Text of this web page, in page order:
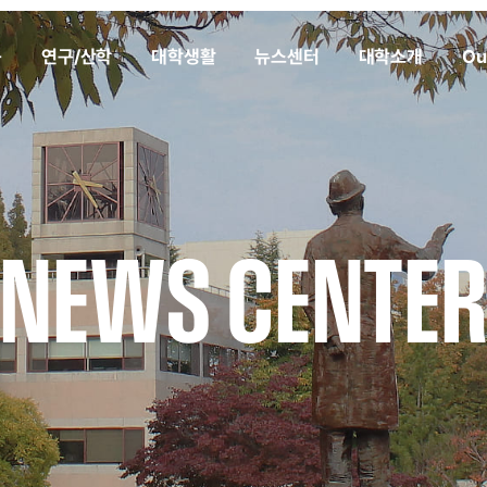
연구/산학 대학생활 뉴스센터 대학소개
NEWS CENTER